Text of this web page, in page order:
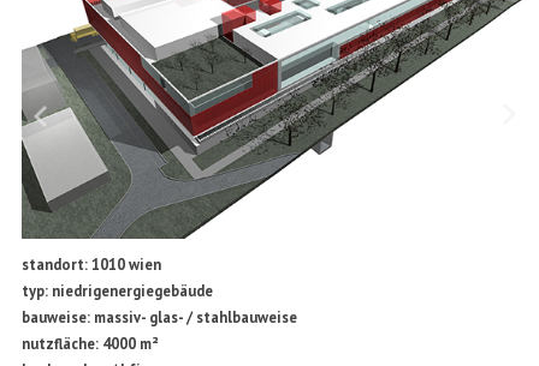
standort: 1010 wien
typ: niedrigenergiegebäude
bauweise: massiv- glas- / stahlbauweise
nutzfläche: 4000 m²